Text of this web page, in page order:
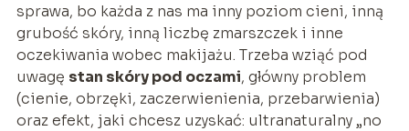
sprawa, bo każda z nas ma inny poziom cieni, inną
grubość skóry, inną liczbę zmarszczek i inne
oczekiwania wobec makijażu. Trzeba wziąć pod
uwagę stan skóry pod oczami, główny problem
(cienie, obrzęki, zaczerwienienia, przebarwienia)
oraz efekt, jaki chcesz uzyskać: ultranaturalny „no